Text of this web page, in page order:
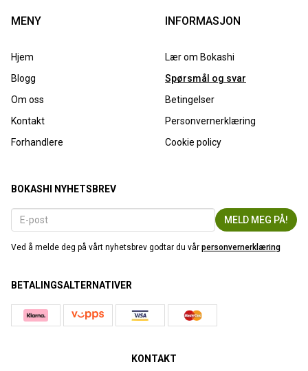
MENY
Hjem
Blogg
Om oss
Kontakt
Forhandlere
INFORMASJON
Lær om Bokashi
Spørsmål og svar
Betingelser
Personvernerklæring
Cookie policy
BOKASHI NYHETSBREV
Ved å melde deg på vårt nyhetsbrev godtar du vår personvernerklæring
BETALINGSALTERNATIVER
KONTAKT